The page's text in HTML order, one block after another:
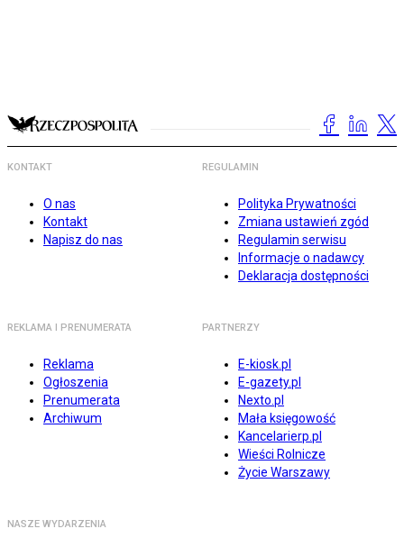
KONTAKT
O nas
Kontakt
Napisz do nas
REGULAMIN
Polityka Prywatności
Zmiana ustawień zgód
Regulamin serwisu
Informacje o nadawcy
Deklaracja dostępności
REKLAMA I PRENUMERATA
Reklama
Ogłoszenia
Prenumerata
Archiwum
PARTNERZY
E-kiosk.pl
E-gazety.pl
Nexto.pl
Mała księgowość
Kancelarierp.pl
Wieści Rolnicze
Życie Warszawy
NASZE WYDARZENIA